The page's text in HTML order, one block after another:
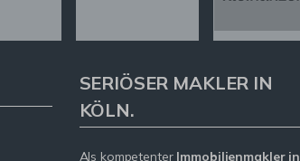
SERIÖSER MAKLER IN
KÖLN.
Als kompetenter Immobilienmakler in